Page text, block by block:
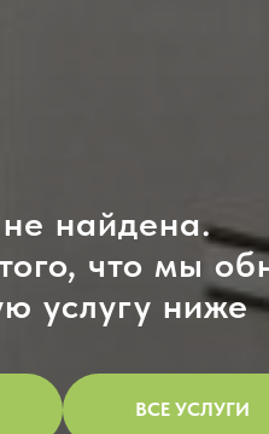
найдена.
что мы
услугу ниже
ВСЕ УСЛУГИ